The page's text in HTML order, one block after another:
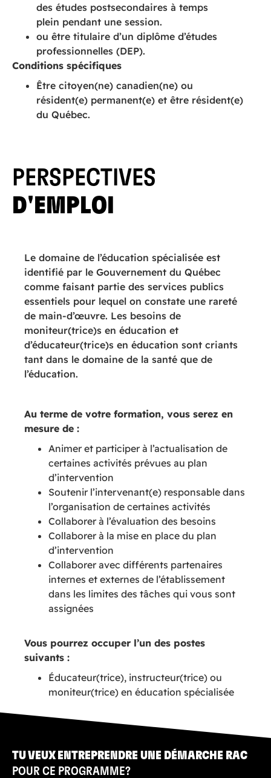
des études postsecondaires à temps
plein pendant une session.
ou être titulaire d’un diplôme d’études
professionnelles (DEP).
Conditions spécifiques
Être citoyen(ne) canadien(ne) ou
résident(e) permanent(e) et être résident(e)
du Québec.
PERSPECTIVES
D'EMPLOI
Le domaine de l’éducation spécialisée est
identifié par le Gouvernement du Québec
comme faisant partie des services publics
essentiels pour lequel on constate une rareté
de main-d’œuvre. Les besoins de
moniteur(trice)s en éducation et
d’éducateur(trice)s en éducation sont criants
tant dans le domaine de la santé que de
l’éducation.
Au terme de votre formation, vous serez en
mesure de :
Animer et participer à l’actualisation de
certaines activités prévues au plan
d’intervention
Soutenir l’intervenant(e) responsable dans
l’organisation de certaines activités
Collaborer à l’évaluation des besoins
Collaborer à la mise en place du plan
d’intervention
Collaborer avec différents partenaires
internes et externes de l’établissement
dans les limites des tâches qui vous sont
assignées
Vous pourrez occuper l’un des postes
suivants :
Éducateur(trice), instructeur(trice) ou
moniteur(trice) en éducation spécialisée
TU VEUX ENTREPRENDRE UNE DÉMARCHE RAC
POUR CE PROGRAMME?